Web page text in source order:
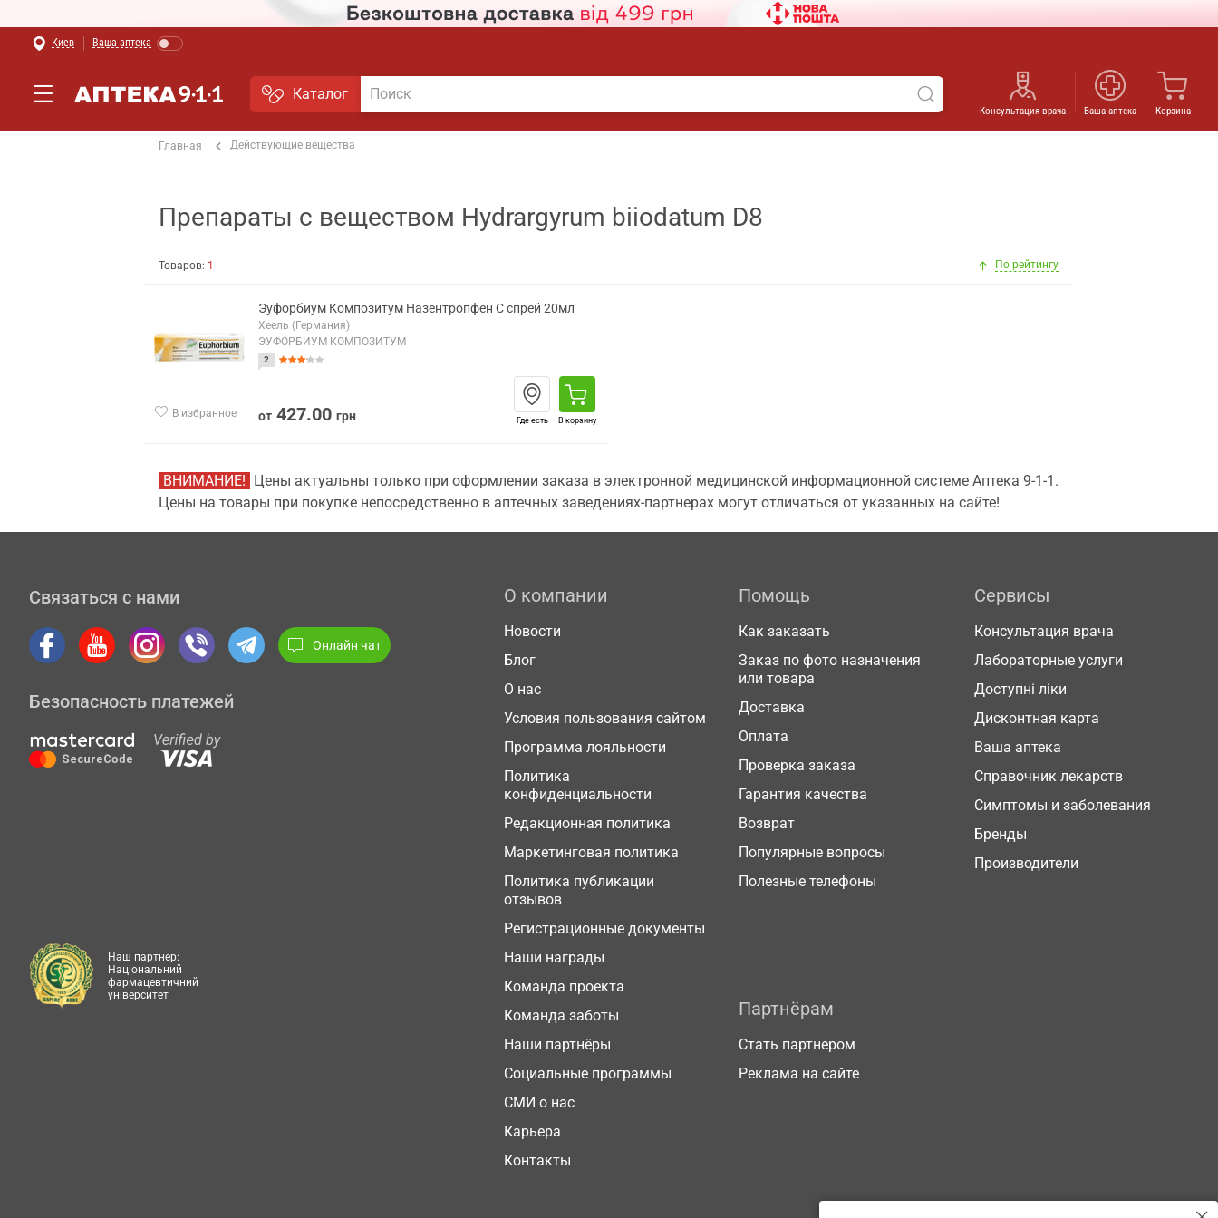
Киев Ваша аптека
Каталог
Консультация врача Ваша аптека Корзина
Главная Действующие вещества
Препараты с веществом Hydrargyrum biiodatum D8
Товаров: 1 По рейтингу
В избранное
Эуфорбиум Композитум Назентропфен С спрей 20мл
Хеель (Германия)
ЭУФОРБИУМ КОМПОЗИТУМ
2
от 427.00 грн Где есть В корзину
ВНИМАНИЕ! Цены актуальны только при оформлении заказа в электронной медицинской информационной системе Аптека 9-1-1.
Цены на товары при покупке непосредственно в аптечных заведениях-партнерах могут отличаться от указанных на сайте!
Связаться с нами
Онлайн чат
Безопасность платежей
О компании
Новости
Блог
О нас
Условия пользования сайтом
Программа лояльности
Политика
конфиденциальности
Редакционная политика
Маркетинговая политика
Политика публикации
отзывов
Регистрационные документы
Наши награды
Команда проекта
Команда заботы
Наши партнёры
Социальные программы
СМИ о нас
Карьера
Контакты
Помощь
Как заказать
Заказ по фото назначения
или товара
Доставка
Оплата
Проверка заказа
Гарантия качества
Возврат
Популярные вопросы
Полезные телефоны
Сервисы
Консультация врача
Лабораторные услуги
Доступні ліки
Дисконтная карта
Ваша аптека
Справочник лекарств
Симптомы и заболевания
Бренды
Производители
Партнёрам
Стать партнером
Реклама на сайте
Наш партнер:
Національний
фармацевтичний
університет